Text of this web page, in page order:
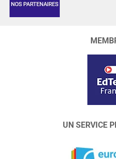
UN SERVICE